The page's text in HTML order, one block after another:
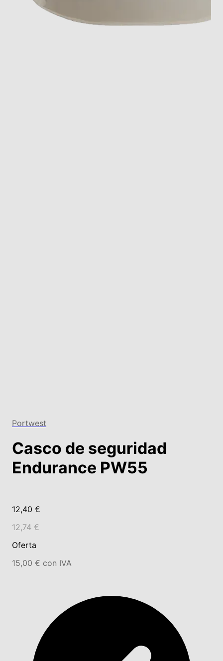
Portwest
Casco de seguridad
Endurance PW55
12,40 €
12,74 €
Oferta
15,00 € con IVA